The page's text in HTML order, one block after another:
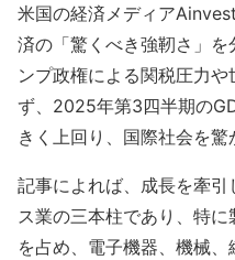
米国の経済メディア
済の「驚くべき強靭さ」
ンプ政権による関税圧力
ず、2025年第3四半期の
きく上回り、国際社会を驚
記事によれば、成長を牽
ス業の三本柱であり、特
を占め、電子機器、機械